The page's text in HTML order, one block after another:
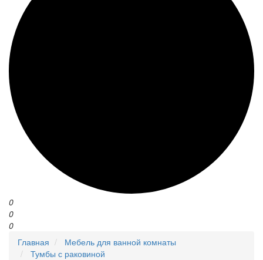
0
0
0
Главная
Мебель для ванной комнаты
Тумбы с раковиной